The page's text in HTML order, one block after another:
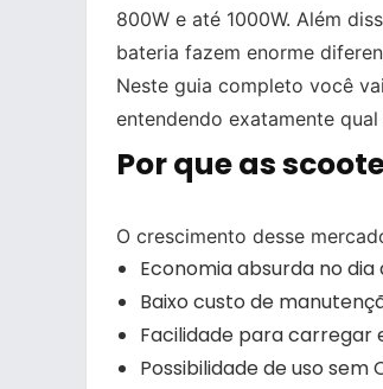
800W e até 1000W. Além
bateria fazem enorme
Neste guia completo você
entendendo exatamente
Por que as
O crescimento desse
Economia absurda no dia
Baixo custo de
Facilidade para carregar
Possibilidade de uso sem